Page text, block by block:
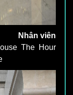
The Hour